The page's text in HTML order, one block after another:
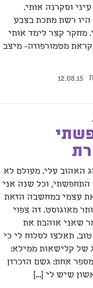
וסקרנה אותי.
היו רשת מתכת בצבע
מחקר קצר לימד אותי
מטמורפוזה- מיצב
12.08.15
האהוב עלי. מעולם לא
וכל שנה אני
עצמי במחשבה הזאת
מאוגוסט. זה צפוי
שאני אוהבת את
טוב. תאלצו לסלוח לי כי
של קלישאות ממילא:
אחת: גשם הזכרון
שיש לי […]